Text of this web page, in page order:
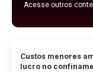
Acesse outros
Custos menores
lucro no